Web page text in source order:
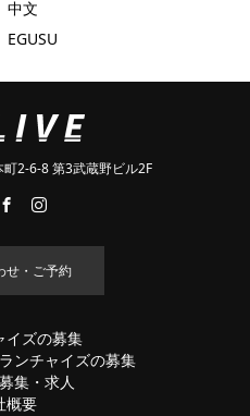
中文
EGUSU
2-6-8 第3武蔵野ビル2F
せ・ご予約
イズの募集
ンチャイズの募集
集・求人
概要